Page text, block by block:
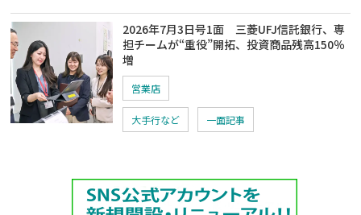
2026年7月3日号1面 三菱UFJ信託銀行、専
担チームが“重役”開拓、投資商品残高150％
増
営業店
大手行など 一面記事